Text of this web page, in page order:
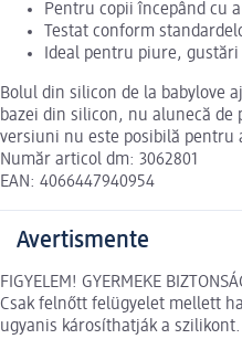
Pentru copii începând cu
Testat conform
Ideal pentru piure,
Bolul din silicon de la babylove
bazei din silicon, nu alunecă
versiuni nu este posibilă pentru
Număr articol dm: 3062801
EAN: 4066447940954
Avertismente
FIGYELEM! GYERMEKE
Csak felnőtt felügyelet mellett
ugyanis károsíthatják a